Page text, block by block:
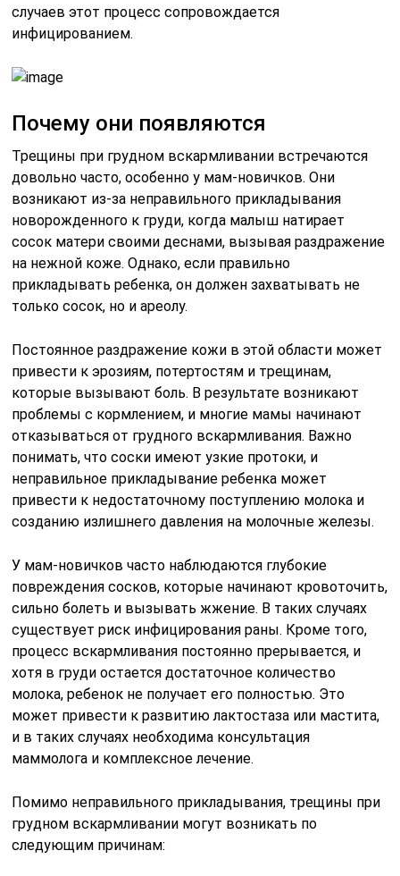
случаев этот процесс сопровождается
инфицированием.
Почему они появляются
Трещины при грудном вскармливании встречаются
довольно часто, особенно у мам-новичков. Они
возникают из-за неправильного прикладывания
новорожденного к груди, когда малыш натирает
сосок матери своими деснами, вызывая раздражение
на нежной коже. Однако, если правильно
прикладывать ребенка, он должен захватывать не
только сосок, но и ареолу.
Постоянное раздражение кожи в этой области может
привести к эрозиям, потертостям и трещинам,
которые вызывают боль. В результате возникают
проблемы с кормлением, и многие мамы начинают
отказываться от грудного вскармливания. Важно
понимать, что соски имеют узкие протоки, и
неправильное прикладывание ребенка может
привести к недостаточному поступлению молока и
созданию излишнего давления на молочные железы.
У мам-новичков часто наблюдаются глубокие
повреждения сосков, которые начинают кровоточить,
сильно болеть и вызывать жжение. В таких случаях
существует риск инфицирования раны. Кроме того,
процесс вскармливания постоянно прерывается, и
хотя в груди остается достаточное количество
молока, ребенок не получает его полностью. Это
может привести к развитию лактостаза или мастита,
и в таких случаях необходима консультация
маммолога и комплексное лечение.
Помимо неправильного прикладывания, трещины при
грудном вскармливании могут возникать по
следующим причинам: